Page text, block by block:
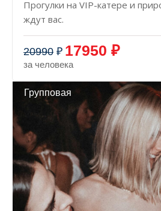
Прогулки на VIP-катере и
ждут вас.
20990 ₽ 17950 ₽
за человека
Групповая